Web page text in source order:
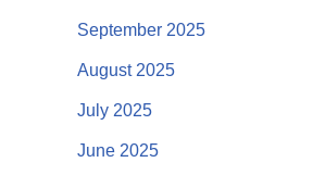
September 2025
August 2025
July 2025
June 2025